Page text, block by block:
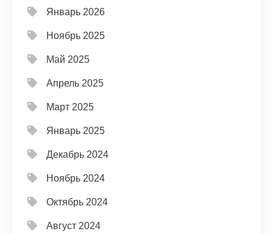
Январь 2026
Ноябрь 2025
Май 2025
Апрель 2025
Март 2025
Январь 2025
Декабрь 2024
Ноябрь 2024
Октябрь 2024
Август 2024